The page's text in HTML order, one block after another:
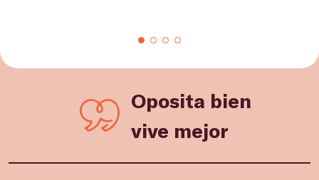
Oposita bien
vive mejor